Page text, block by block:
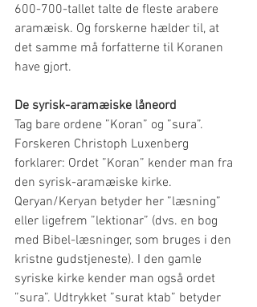
600-700-tallet talte de fleste arabere
aramæisk. Og forskerne hælder til, at
det samme må forfatterne til Koranen
have gjort.
De syrisk-aramæiske låneord
Tag bare ordene ”Koran” og ”sura”.
Forskeren Christoph Luxenberg
forklarer: Ordet ”Koran” kender man fra
den syrisk-aramæiske kirke.
Qeryan/Keryan betyder her ”læsning”
eller ligefrem ”lektionar” (dvs. en bog
med Bibel-læsninger, som bruges i den
kristne gudstjeneste). I den gamle
syriske kirke kender man også ordet
”sura”. Udtrykket ”surat ktab” betyder